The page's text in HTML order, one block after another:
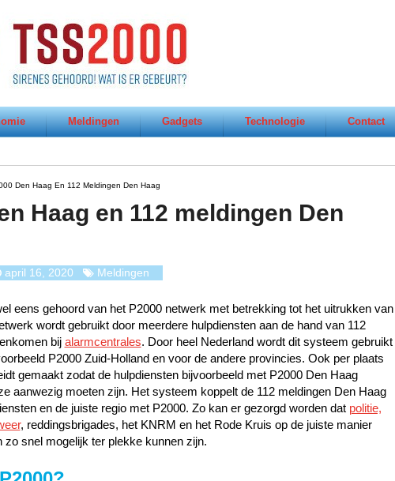
Meldingen Gadgets Technologie Contact
Den Haag En 112 Meldingen Den Haag
Haag en 112 meldingen Den
april 16, 2020 Meldingen
eens gehoord van het P2000 netwerk met betrekking tot het uitrukken van
wordt gebruikt door meerdere hulpdiensten aan de hand van 112
bij alarmcentrales. Door heel Nederland wordt dit systeem gebruikt
P2000 Zuid-Holland en voor de andere provincies. Ook per plaats
gemaakt zodat de hulpdiensten bijvoorbeeld met P2000 Den Haag
aanwezig moeten zijn. Het systeem koppelt de 112 meldingen Den Haag
en de juiste regio met P2000. Zo kan er gezorgd worden dat politie,
, reddingsbrigades, het KNRM en het Rode Kruis op de juiste manier
zo snel mogelijk ter plekke kunnen zijn.